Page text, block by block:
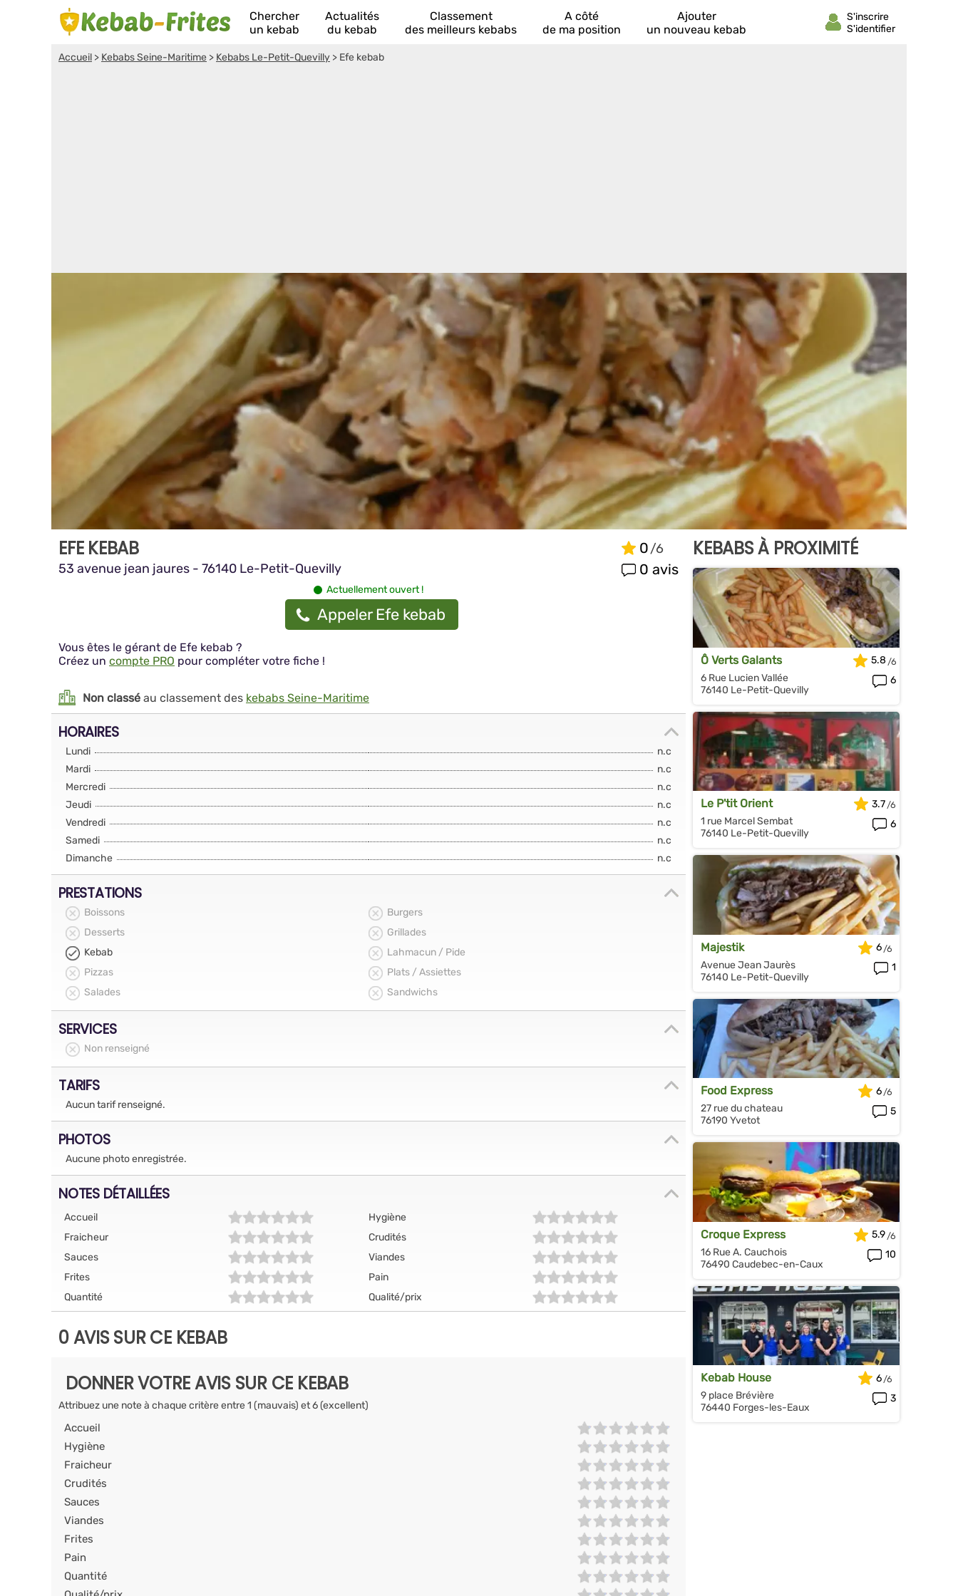
Chercher
un kebab
Actualités
du kebab
Classement
des meilleurs kebabs
A côté
de ma position
Ajouter
un nouveau kebab
Accueil > Kebabs Seine-Maritime > Kebabs Le-Petit-Quevilly > Efe kebab
EFE KEBAB
53 avenue jean jaures - 76140 Le-Petit-Quevilly
0
0 avis
Actuellement ouvert !
Appeler Efe kebab
Vous êtes le gérant de Efe kebab ?
Créez un compte PRO pour compléter votre fiche !
Non classé au classement des kebabs Seine-Maritime
HORAIRES
Lundi
n.c
Mardi
n.c
Mercredi
n.c
Jeudi
n.c
Vendredi
n.c
Samedi
n.c
Dimanche
n.c
PRESTATIONS
Boissons
Burgers
Desserts
Grillades
Kebab
Lahmacun / Pide
Pizzas
Plats / Assiettes
Salades
Sandwichs
SERVICES
Non renseigné
TARIFS
Aucun tarif renseigné.
PHOTOS
Aucune photo enregistrée.
NOTES DÉTAILLÉES
Accueil
Hygiène
Fraicheur
Crudités
Sauces
Viandes
Frites
Pain
Quantité
Qualité/prix
0 AVIS SUR CE KEBAB
DONNER VOTRE AVIS SUR CE KEBAB
Attribuez une note à chaque critère entre 1 (mauvais) et 6 (excellent)
Accueil
Hygiène
Fraicheur
Crudités
Sauces
Viandes
Frites
Pain
Quantité
KEBABS À PROXIMITÉ
Ô Verts Galants
6 Rue Lucien Vallée
76140 Le-Petit-Quevilly
5.8
6
Le P'tit Orient
1 rue Marcel Sembat
76140 Le-Petit-Quevilly
3.7
6
Majestik
Avenue Jean Jaurès
76140 Le-Petit-Quevilly
6
1
Food Express
27 rue du chateau
76190 Yvetot
6
5
Croque Express
16 Rue A. Cauchois
76490 Caudebec-en-Caux
5.9
10
Kebab House
9 place Brévière
76440 Forges-les-Eaux
6
3